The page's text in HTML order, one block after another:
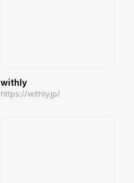
withly
https://withly.jp/